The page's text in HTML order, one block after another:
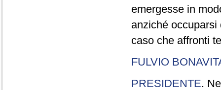
emergesse in
anziché
caso che affronti
FULVIO
PRESIDENTE.